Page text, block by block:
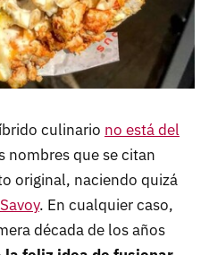
culinario no está del
nombres que se citan
original, naciendo quizá
Savoy. En cualquier caso,
década de los años